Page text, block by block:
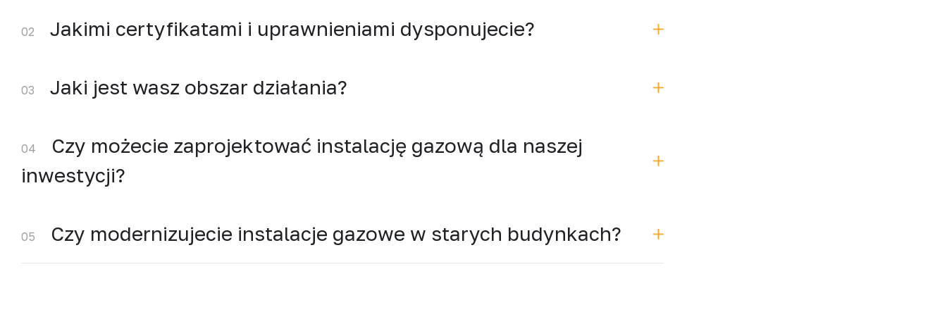
02 Jakimi certyfikatami i uprawnieniami dysponujecie?
03 Jaki jest wasz obszar działania?
04
Czy możecie zaprojektować instalację gazową dla naszej
inwestycji?
05 Czy modernizujecie instalacje gazowe w starych budynkach?